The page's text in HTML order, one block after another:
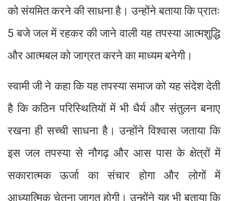
को संयमित करने की साधना है। उन्होंने बताया कि प्रातः
5 बजे जल में रहकर की जाने वाली यह तपस्या आत्मशुद्धि
और आत्मबल को जाग्रत करने का माध्यम बनेगी।
स्वामी जी ने कहा कि यह तपस्या समाज को यह संदेश देती
है कि कठिन परिस्थितियों में भी धैर्य और संतुलन बनाए
रखना ही सच्ची साधना है। उन्होंने विश्वास जताया कि
इस जल तपस्या से नौगढ़ और आस पास के क्षेत्रों में
सकारात्मक ऊर्जा का संचार होगा और लोगों में
आध्यात्मिक चेतना जागृत होगी। उन्होंने यह भी बताया कि